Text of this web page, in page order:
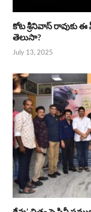
కోట శ్రీనివాస్ రావుకు
తెలుసా?
July 13, 2025